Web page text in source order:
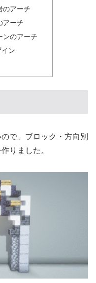
のアーチ
アーチ
ンのアーチ
ン
で、ブロック・方向別
りました。